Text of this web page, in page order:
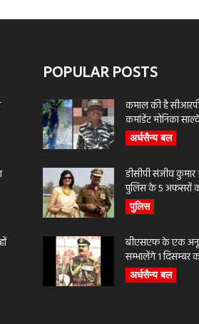
POPULAR POSTS
कमाल की है
कमांडेंट मोनिका
अर्धसैन्य बल
डीसीपी संजीव
पुलिस के 5 अफसरों
पुलिस
बीएसएफ के एक
सम्भालेंगे 1 दिसम्बर
अर्धसैन्य बल